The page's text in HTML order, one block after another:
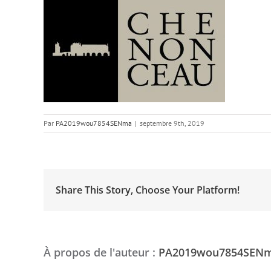
Par PA2019wou7854SENma | septembre 9th, 2019
Share This Story, Choose Your Platform!
À propos de l'auteur :